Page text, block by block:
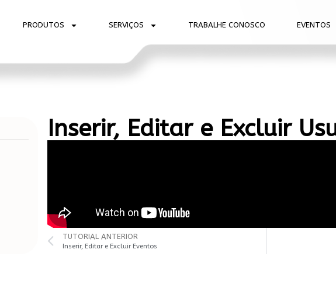
PRODUTOS SERVIÇOS TRABALHE CONOSCO EVENTOS
Inserir, Editar e Excluir
TUTORIAL ANTERIOR
Inserir, Editar e Excluir Eventos